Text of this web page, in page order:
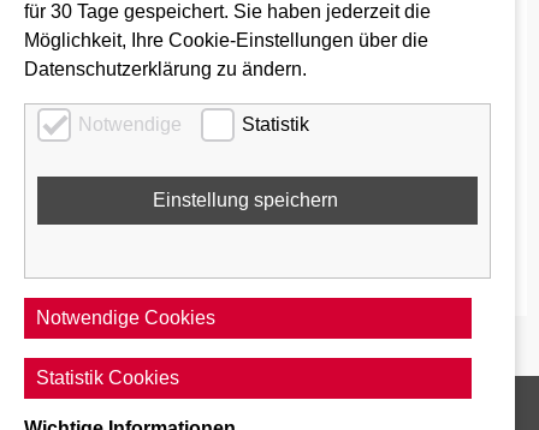
Schienenpersonennahverkehr, organisiert und
koordiniert Qualität und Service, entwickelt Tarife,
vermarktet die Ticket-Produkte und gestaltet die
Presse-s und Öffentlichkeitsarbeit. Beim VRR sind im
Auftrag des Landes Nordrhein-Westfalen (NRW) die
Fahrgeldmanagement (KCEFM) und Sicherheit (KCS)
angesiedelt.
für 30 Tage gespeichert. Sie haben jederzeit die
Möglichkeit, Ihre Cookie-Einstellungen über die
Datenschutzerklärung zu ändern.
Notwendige Statistik
Notwendige Cookies
Statistik Cookies